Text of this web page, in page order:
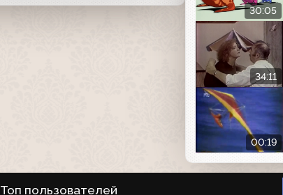
30:05
34:11
00:19
Топ пользователей